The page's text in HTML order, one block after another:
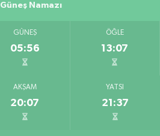
Güneş Namazı
GÜNEŞ
05:56
ÖĞLE
13:07
AKŞAM
20:07
YATSI
21:37